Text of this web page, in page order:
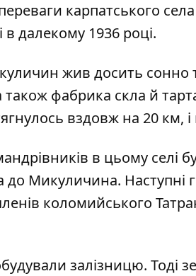
карпатського
далекому 1936 році.
жив досить
фабрика скла й
вздовж на 20 км,
в цьому селі
Микуличина. Наступні
коломийського
залізницю. Тоді